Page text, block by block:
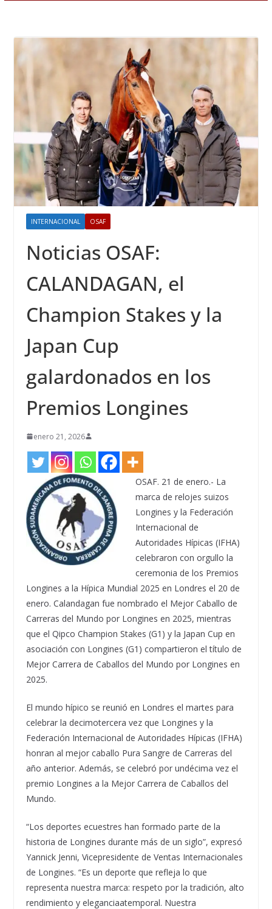
INTERNACIONAL OSAF
Noticias OSAF:
CALANDAGAN, el
Champion Stakes y la
Japan Cup
galardonados en los
Premios Longines
enero 21, 2026
OSAF. 21 de enero.- La
marca de relojes suizos
Longines y la Federación
Internacional de
Autoridades Hípicas (IFHA)
celebraron con orgullo la
ceremonia de los Premios
Longines a la Hípica Mundial 2025 en Londres el 20 de
enero. Calandagan fue nombrado el Mejor Caballo de
Carreras del Mundo por Longines en 2025, mientras
que el Qipco Champion Stakes (G1) y la Japan Cup en
asociación con Longines (G1) compartieron el título de
Mejor Carrera de Caballos del Mundo por Longines en
2025.
El mundo hípico se reunió en Londres el martes para
celebrar la decimotercera vez que Longines y la
Federación Internacional de Autoridades Hípicas (IFHA)
honran al mejor caballo Pura Sangre de Carreras del
año anterior. Además, se celebró por undécima vez el
premio Longines a la Mejor Carrera de Caballos del
Mundo.
“Los deportes ecuestres han formado parte de la
historia de Longines durante más de un siglo”, expresó
Yannick Jenni, Vicepresidente de Ventas Internacionales
de Longines. “Es un deporte que refleja lo que
representa nuestra marca: respeto por la tradición, alto
rendimiento y eleganciaatemporal. Nuestra